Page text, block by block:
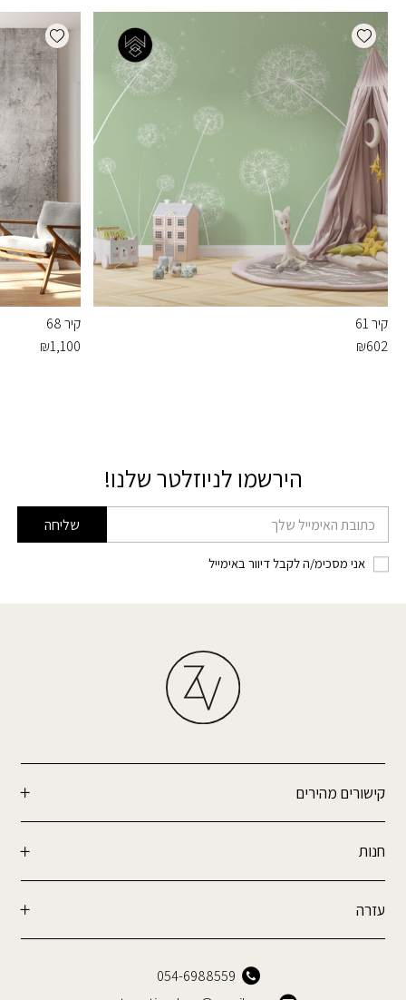
Add wishlist
קיר 61
₪602
wishlist
קיר 68
₪1,100
הירשמו לניוזלטר שלנו!
דוא׳׳ל שליחה
אני מסכימ/ה לקבל דיוור באימייל
קישורים מהירים
חנות
עזרה
054-6988559